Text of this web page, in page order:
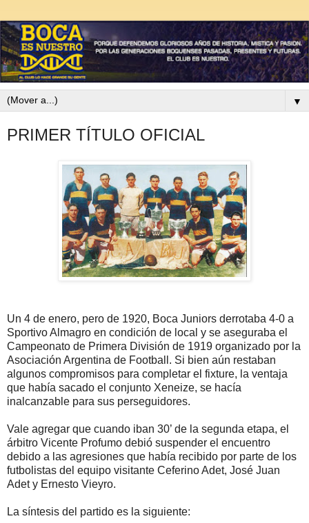
▼
PRIMER TÍTULO OFICIAL
Un 4 de enero, pero de 1920, Boca Juniors derrotaba 4-0 a
Sportivo Almagro en condición de local y se aseguraba el
Campeonato de Primera División de 1919 organizado por la
Asociación Argentina de Football. Si bien aún restaban
algunos compromisos para completar el fixture, la ventaja
que había sacado el conjunto Xeneize, se hacía
inalcanzable para sus perseguidores.
Vale agregar que cuando iban 30’ de la segunda etapa, el
árbitro Vicente Profumo debió suspender el encuentro
debido a las agresiones que había recibido por parte de los
futbolistas del equipo visitante Ceferino Adet, José Juan
Adet y Ernesto Vieyro.
La síntesis del partido es la siguiente: